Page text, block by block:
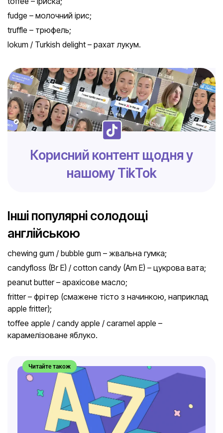
fudge – молочний ірис;
truffle – трюфель;
lokum / Turkish delight – рахат лукум.
Корисний контент щодня у
нашому TikTok
Інші популярні солодощі
англійською
chewing gum / bubble gum – жвальна гумка;
candyfloss (Br E) / cotton candy (Am E) – цукрова вата;
peanut butter – арахісове масло;
fritter – фрітер (смажене тісто з начинкою, наприклад
apple fritter);
toffee apple / candy apple / caramel apple –
карамелізоване яблуко.
Читайте також